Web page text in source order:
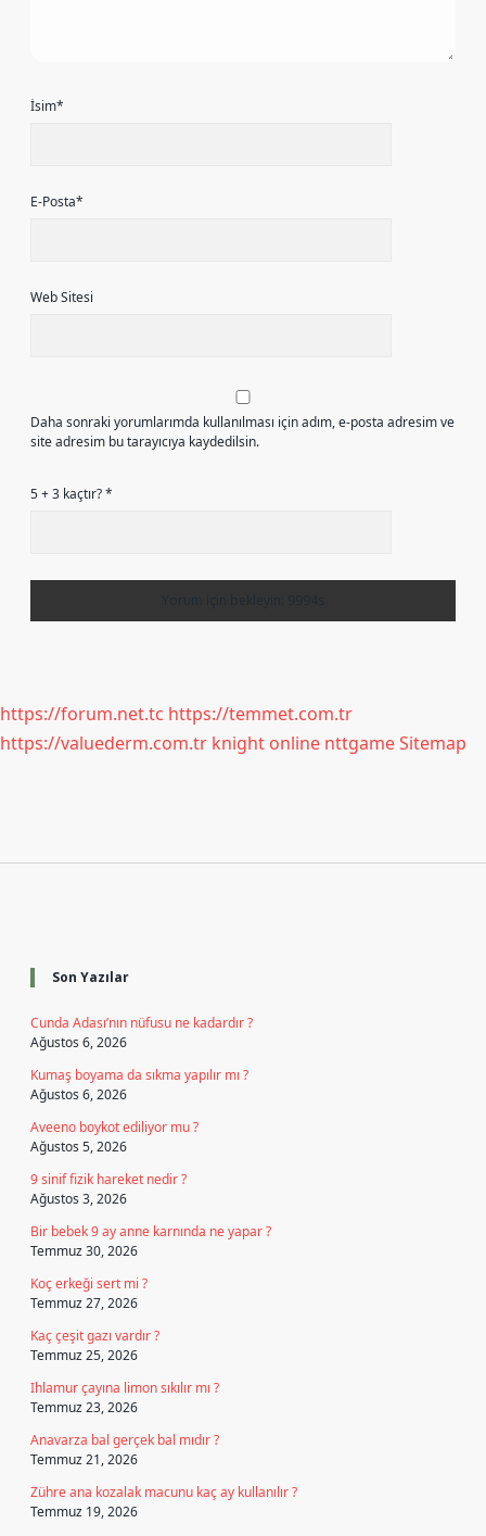
İsim*
E-Posta*
Web Sitesi
Daha sonraki yorumlarımda kullanılması için adım, e-posta adresim ve
site adresim bu tarayıcıya kaydedilsin.
5 + 3 kaçtır?*
https://forum.net.tc https://temmet.com.tr
https://valuederm.com.tr knight online nttgameSitemap
Son Yazılar
Cunda Adası’nın nüfusu ne kadardır ?
Ağustos 6, 2026
Kumaş boyama da sıkma yapılır mı ?
Ağustos 6, 2026
Aveeno boykot ediliyor mu ?
Ağustos 5, 2026
9 sinif fizik hareket nedir ?
Ağustos 3, 2026
Bir bebek 9 ay anne karnında ne yapar ?
Temmuz 30, 2026
Koç erkeği sert mi ?
Temmuz 27, 2026
Kaç çeşit gazı vardır ?
Temmuz 25, 2026
Ihlamur çayına limon sıkılır mı ?
Temmuz 23, 2026
Anavarza bal gerçek bal mıdır ?
Temmuz 21, 2026
Zühre ana kozalak macunu kaç ay kullanılır ?
Temmuz 19, 2026